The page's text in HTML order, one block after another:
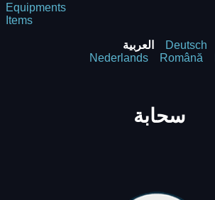
Equipments
Items
العربية Deutsch
Nederlands
Română
سحابة